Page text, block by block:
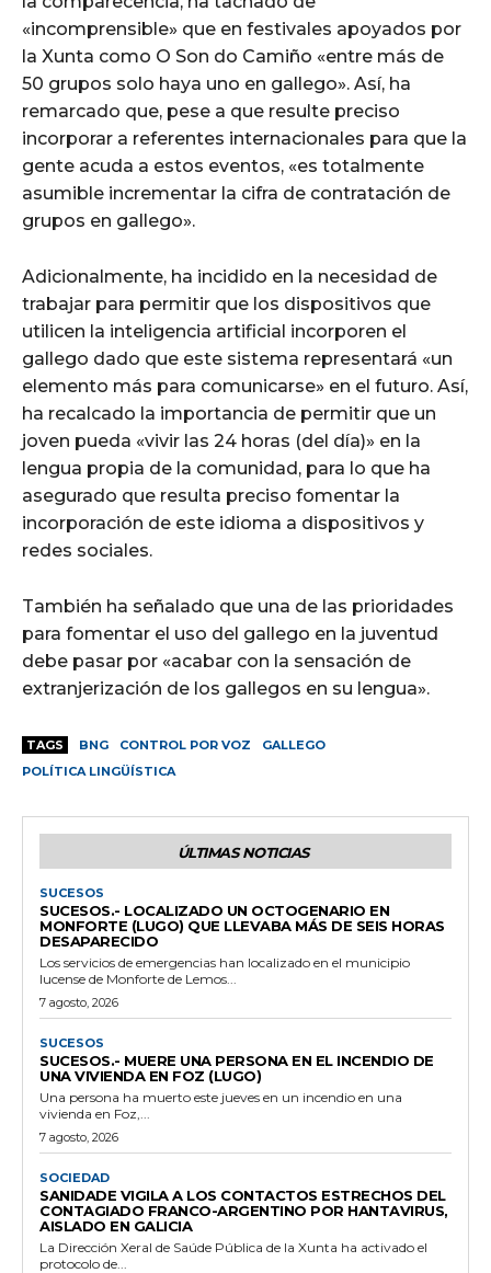
«incomprensible» que en festivales apoyados por
la Xunta como O Son do Camiño «entre más de
50 grupos solo haya uno en gallego». Así, ha
remarcado que, pese a que resulte preciso
incorporar a referentes internacionales para que la
gente acuda a estos eventos, «es totalmente
asumible incrementar la cifra de contratación de
grupos en gallego».
Adicionalmente, ha incidido en la necesidad de
trabajar para permitir que los dispositivos que
utilicen la inteligencia artificial incorporen el
gallego dado que este sistema representará «un
elemento más para comunicarse» en el futuro. Así,
ha recalcado la importancia de permitir que un
joven pueda «vivir las 24 horas (del día)» en la
lengua propia de la comunidad, para lo que ha
asegurado que resulta preciso fomentar la
incorporación de este idioma a dispositivos y
redes sociales.
También ha señalado que una de las prioridades
para fomentar el uso del gallego en la juventud
debe pasar por «acabar con la sensación de
extranjerización de los gallegos en su lengua».
TAGS BNG CONTROL POR VOZ
GALLEGO
POLÍTICA LINGÜÍSTICA
ÚLTIMAS NOTICIAS
SUCESOS
SUCESOS.- LOCALIZADO UN OCTOGENARIO EN
MONFORTE (LUGO) QUE LLEVABA MÁS DE SEIS HORAS
DESAPARECIDO
Los servicios de emergencias han localizado en el municipio
lucense de Monforte de Lemos...
7 agosto, 2026
SUCESOS
SUCESOS.- MUERE UNA PERSONA EN EL INCENDIO DE
UNA VIVIENDA EN FOZ (LUGO)
Una persona ha muerto este jueves en un incendio en una
vivienda en Foz,...
7 agosto, 2026
SOCIEDAD
SANIDADE VIGILA A LOS CONTACTOS ESTRECHOS DEL
CONTAGIADO FRANCO-ARGENTINO POR HANTAVIRUS,
AISLADO EN GALICIA
La Dirección Xeral de Saúde Pública de la Xunta ha activado el
protocolo de...